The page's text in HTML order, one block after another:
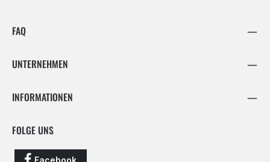
FAQ
UNTERNEHMEN
INFORMATIONEN
FOLGE UNS
Facebook